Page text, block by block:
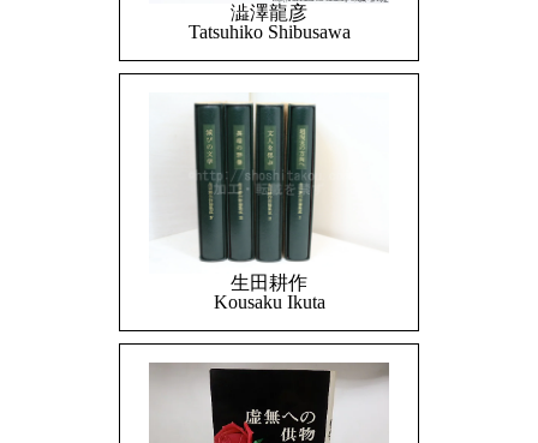
澁澤龍彦
Tatsuhiko Shibusawa
生田耕作
Kousaku Ikuta